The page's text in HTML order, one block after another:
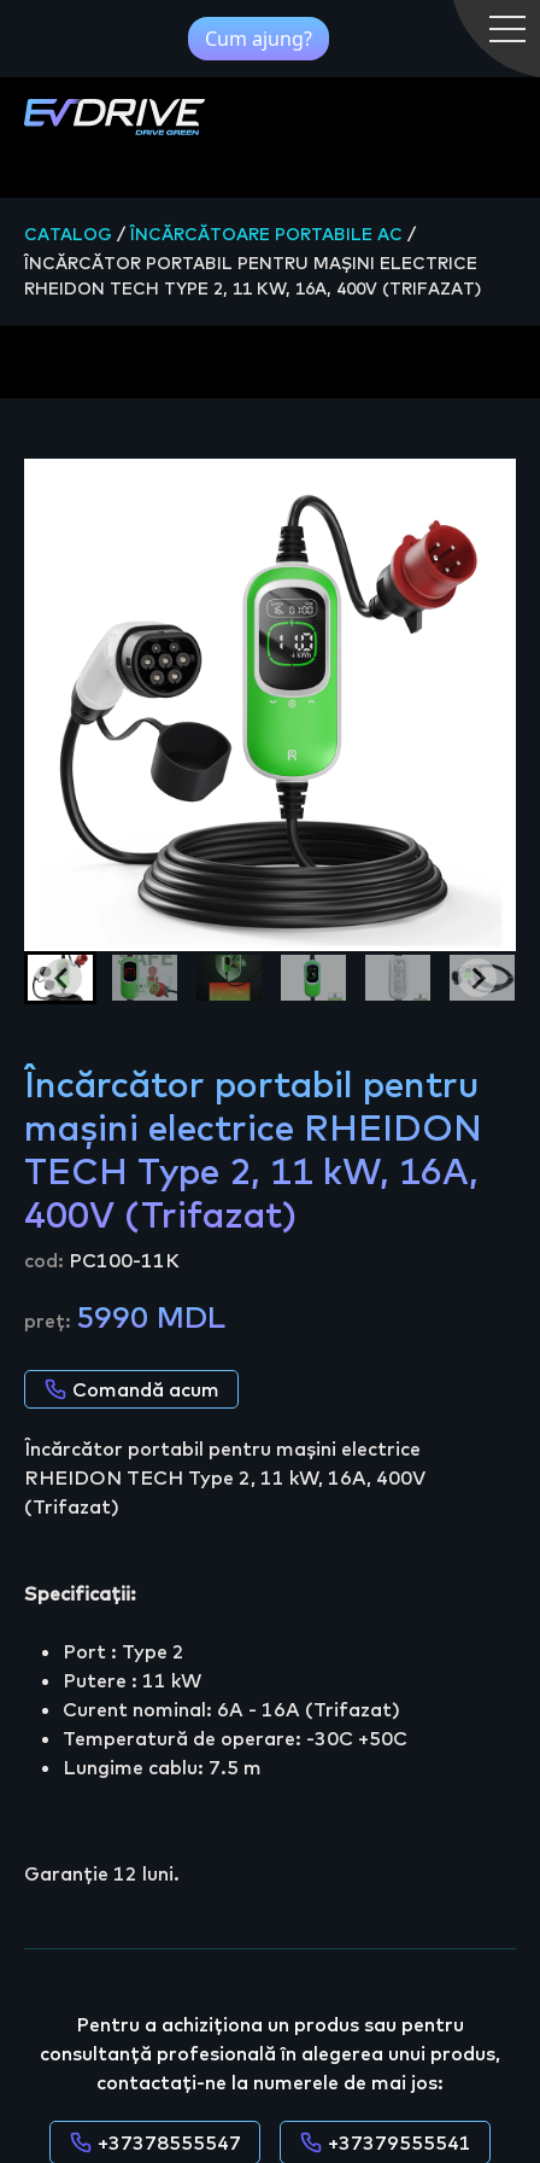
Cum ajung?
CATALOG / ÎNCĂRCĂTOARE PORTABILE AC /
ÎNCĂRCĂTOR PORTABIL PENTRU MAȘINI ELECTRICE
RHEIDON TECH TYPE 2, 11 KW, 16A, 400V (TRIFAZAT)
Încărcător portabil pentru
mașini electrice RHEIDON
TECH Type 2, 11 kW, 16A,
400V (Trifazat)
cod: PC100-11K
preț: 5990 MDL
Comandă acum
Încărcător portabil pentru mașini electrice
RHEIDON TECH Type 2, 11 kW, 16A, 400V
(Trifazat)
Specificații:
Port : Type 2
Putere : 11 kW
Curent nominal: 6A - 16A (Trifazat)
Temperatură de operare: -30C +50C
Lungime cablu: 7.5 m
Garanție 12 luni.
Pentru a achiziționa un produs sau pentru
consultanță profesională în alegerea unui produs,
contactați-ne la numerele de mai jos:
+37378555547 +37379555541